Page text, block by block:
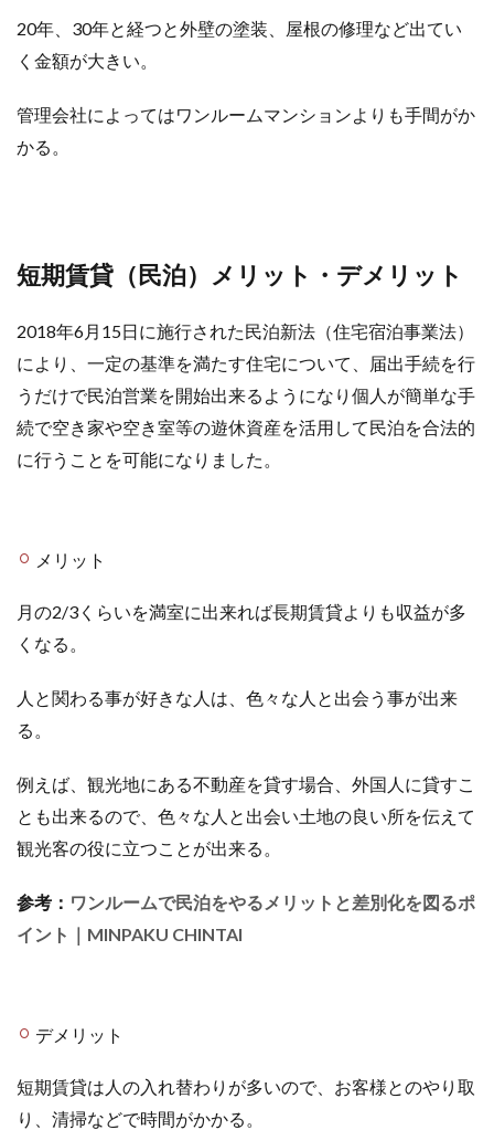
20年、30年と経つと外壁の塗装、屋根の修理など出てい
く金額が大きい。
管理会社によってはワンルームマンションよりも手間がか
かる。
短期賃貸（民泊）メリット・デメリット
2018年6月15日に施行された民泊新法（住宅宿泊事業法）
により、一定の基準を満たす住宅について、届出手続を行
うだけで民泊営業を開始出来るようになり個人が簡単な手
続で空き家や空き室等の遊休資産を活用して民泊を合法的
に行うことを可能になりました。
メリット
月の2/3くらいを満室に出来れば長期賃貸よりも収益が多
くなる。
人と関わる事が好きな人は、色々な人と出会う事が出来
る。
例えば、観光地にある不動産を貸す場合、外国人に貸すこ
とも出来るので、色々な人と出会い土地の良い所を伝えて
観光客の役に立つことが出来る。
参考： ワンルームで民泊をやるメリットと差別化を図るポ
イント｜MINPAKU CHINTAI
デメリット
短期賃貸は人の入れ替わりが多いので、お客様とのやり取
り、清掃などで時間がかかる。